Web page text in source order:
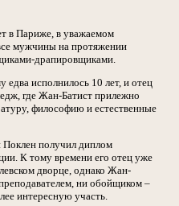
в Париже, в уважаемом
мужчины на протяжении
драпировщиками.
едва исполнилось 10 лет, и отец
где Жан-Батист прилежно
философию и естественные
получил диплом
К тому времени его отец уже
дворце, однако Жан-
ни обойщиком –
интересную участь.